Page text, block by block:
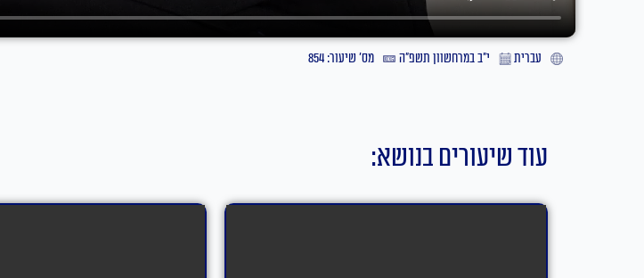
עברית י״ב במרחשוון תשפ״ה מס' שיעור: 854
עוד שיעורים בנושא: